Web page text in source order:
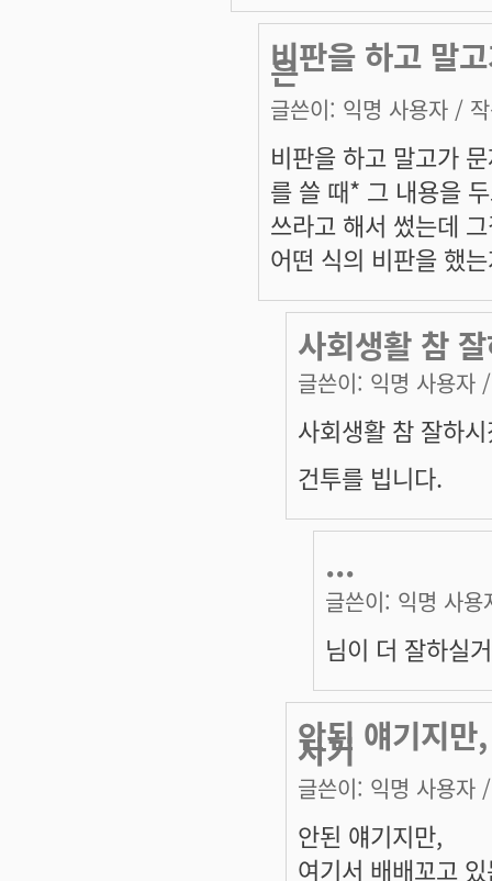
비판을 하고 말
은
글쓴이: 익명 사용자 /
비판을 하고 말고가
를 쓸 때* 그 내용을
쓰라고 해서 썼는데
어떤 식의 비판을 했
사회생활 참
글쓴이: 익명 사용자
사회생활 참 잘하
건투를 빕니다.
...
글쓴이: 익명 사용
님이 더 잘하실
안된 얘기지
자기
글쓴이: 익명 사용자
안된 얘기지만,
여기서 배배꼬고